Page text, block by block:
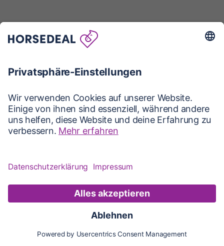
Karte Updates Konto
Karte